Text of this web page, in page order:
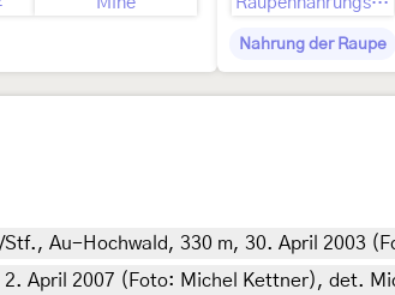
Nahrung der Raupe
Au-Hochwald, 330 m, 30. April 2003
April 2007 (Foto: Michel Kettner), det.